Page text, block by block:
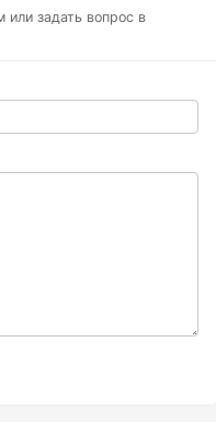
задать вопрос в